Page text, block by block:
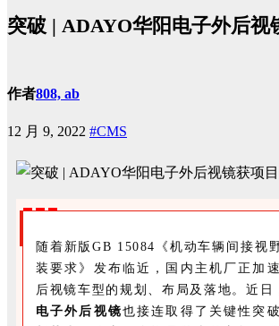
突破 | ADAYO华阳电子外后视
作者808, ab
12 月 9, 2022 #CMS
随着新版GB 15084《机动车辆间接视
装要求》发布临近，国内主机厂正加
后视镜车型的规划、布局及落地。近日
电子外后视镜也接连取得了关键性突